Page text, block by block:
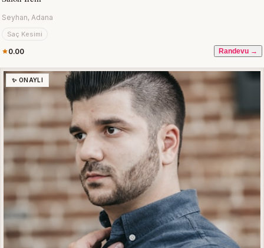
Seyhan, Adana
Saç Kesimi
0.00 Randevu →
✨ ONAYLI